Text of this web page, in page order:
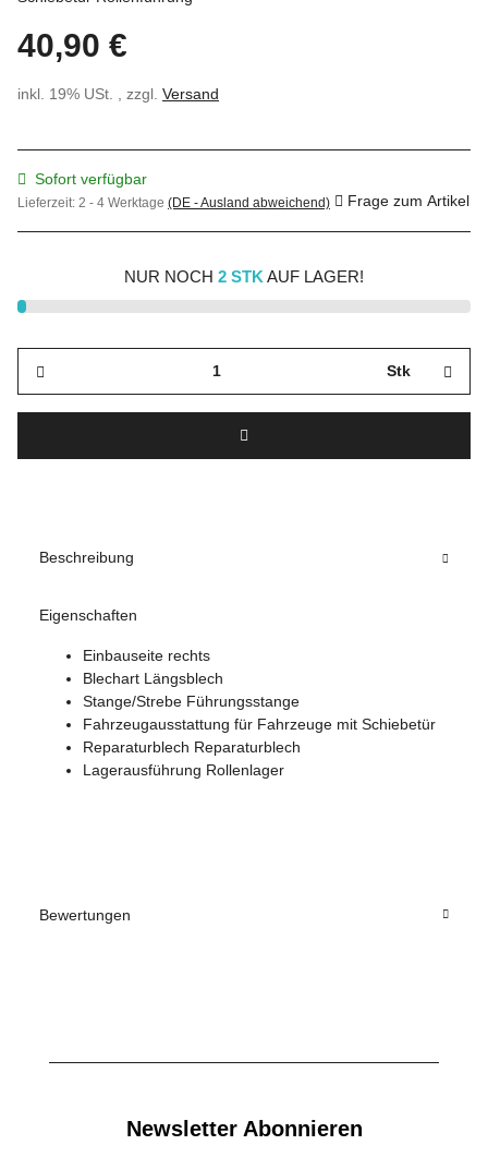
40,90 €
inkl. 19% USt. , zzgl. Versand
Sofort verfügbar
Lieferzeit: 2 - 4 Werktage (DE - Ausland abweichend) Frage zum Artikel
NUR NOCH 2 STK AUF LAGER!
Stk
Beschreibung
Eigenschaften
Einbauseite rechts
Blechart Längsblech
Stange/Strebe Führungsstange
Fahrzeugausstattung für Fahrzeuge mit Schiebetür
Reparaturblech Reparaturblech
Lagerausführung Rollenlager
Bewertungen
Newsletter Abonnieren